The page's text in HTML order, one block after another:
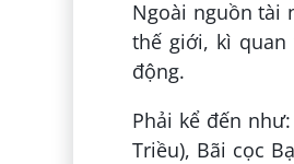
Ngoài nguồn tài
thế giới, kì
động.
Phải kể đến
Triều), Bãi cọc